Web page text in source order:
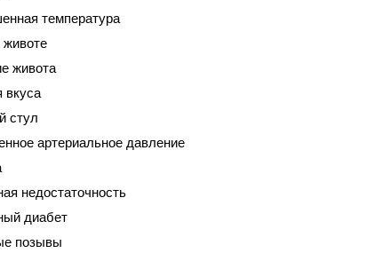
температура
живота
вкуса
стул
артериальное давление
недостаточность
диабет
позывы